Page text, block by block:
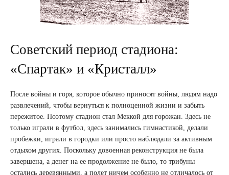
Советский период стадиона:
«Спартак» и «Кристалл»
После войны и горя, которое обычно приносят войны, людям надо
развлечений, чтобы вернуться к полноценной жизни и забыть
пережитое. Поэтому стадион стал Меккой для горожан. Здесь не
только играли в футбол, здесь занимались гимнастикой, делали
пробежки, играли в городки или просто наблюдали за активным
отдыхом других. Поскольку довоенная реконструкция не была
завершена, а денег на ее продолжение не было, то трибуны
остались деревянными, а полет ничем особенно не отличалось от